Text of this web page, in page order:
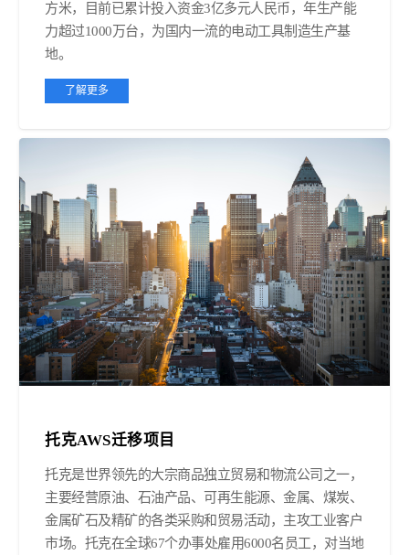
方米，目前已累计投入资金3亿多元人民币，年生产能
力超过1000万台，为国内一流的电动工具制造生产基
地。
了解更多
托克AWS迁移项目
托克是世界领先的大宗商品独立贸易和物流公司之一，
主要经营原油、石油产品、可再生能源、金属、煤炭、
金属矿石及精矿的各类采购和贸易活动，主攻工业客户
市场。托克在全球67个办事处雇用6000名员工，对当地